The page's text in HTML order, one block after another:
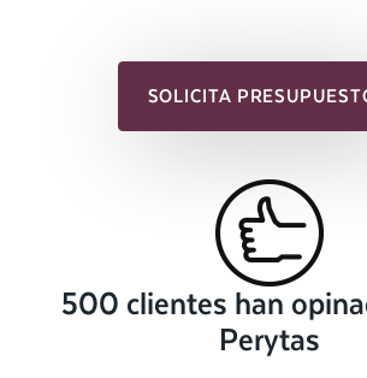
SOLICITA
500 clientes han
Perytas